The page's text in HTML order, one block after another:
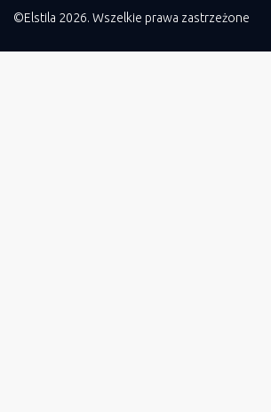
©Elstila 2026. Wszelkie prawa zastrzeżone